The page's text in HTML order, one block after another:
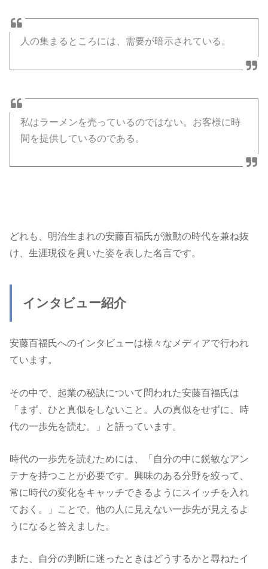
人の集まるところには、需要が暗示されている。
私はラーメンを売っているのではない。お客様に時
間を提供しているのである。
どれも、明治生まれの安藤百福氏が激動の時代を兼ね抜
け、生涯現役を貫いた姿を表した名言です。
インタビュー紹介
安藤百福氏へのインタビューは様々なメディアで行われ
ています。
その中で、起業の秘訣について問われた安藤百福氏は
「まず、ひと真似をしないこと。人の真似をせずに、時
代の一歩先を読む。」と語っています。
時代の一歩先を読むためには、「自分の中に鋭敏なアン
テナを持つことが必要です。興味のある分野を絞って、
常に時代の変化をキャッチできるようにスイッチを入れ
ておく。」ことで、他の人に見えない一歩先が見えるよ
うになると答えました。
また、自分の判断に迷ったときはどうするかと尋ねたイ